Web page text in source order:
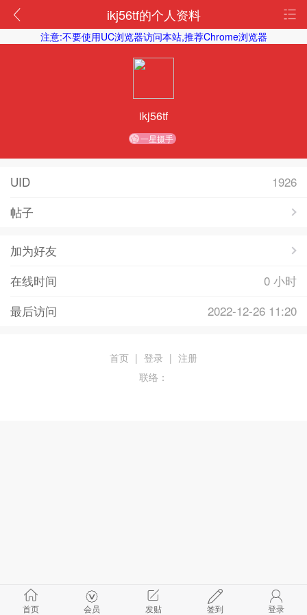
ikj56tf的个人资料
注意:不要使用UC浏览器访问本站,推荐Chrome浏览器
ikj56tf
一星摄手
UID
1926
帖子
加为好友
在线时间
0 小时
最后访问
2022-12-26 11:20
首页 会员 发贴 签到 登录
首页 | 登录 | 注册
联络：